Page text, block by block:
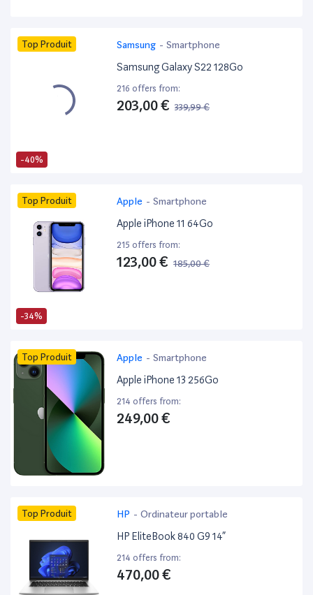
-40%
Top Produit Samsung - Smartphone
Samsung Galaxy S22 128Go
216 offers from:
203,00 € 339,99 €
-34%
Top Produit Apple - Smartphone
Apple iPhone 11 64Go
215 offers from:
123,00 € 185,00 €
Top Produit Apple - Smartphone
Apple iPhone 13 256Go
214 offers from:
249,00 €
Top Produit HP - Ordinateur portable
HP EliteBook 840 G9 14”
214 offers from:
470,00 €